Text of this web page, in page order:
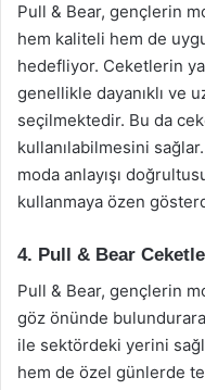
Pull & Bear, gençlerin
hem kaliteli hem de
hedefliyor. Ceketlerin
genellikle dayanıklı ve
seçilmektedir. Bu da
kullanılabilmesini
moda anlayışı
kullanmaya özen
4. Pull & Bear
Pull & Bear, gençlerin
göz önünde
ile sektördeki yerini
hem de özel günlerde